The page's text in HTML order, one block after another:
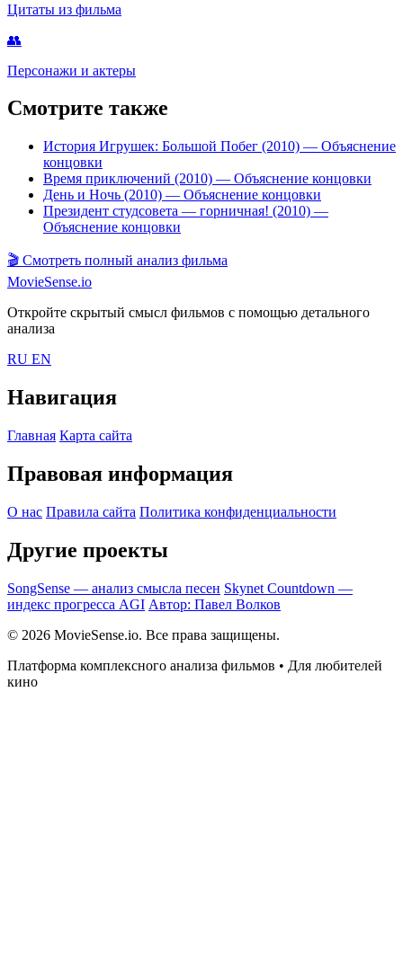
Цитаты из фильма
👥
Персонажи и актеры
Смотрите также
История Игрушек: Большой Побег (2010) — Объяснение
концовки
Время приключений (2010) — Объяснение концовки
День и Ночь (2010) — Объяснение концовки
Президент студсовета — горничная! (2010) —
Объяснение концовки
🎬 Смотреть полный анализ фильма
MovieSense.io
Откройте скрытый смысл фильмов с помощью детального
анализа
RU EN
Навигация
Главная Карта сайта
Правовая информация
О нас Правила сайта Политика конфиденциальности
Другие проекты
SongSense — анализ смысла песен Skynet Countdown —
индекс прогресса AGI Автор: Павел Волков
© 2026 MovieSense.io. Все права защищены.
Платформа комплексного анализа фильмов • Для любителей
кино